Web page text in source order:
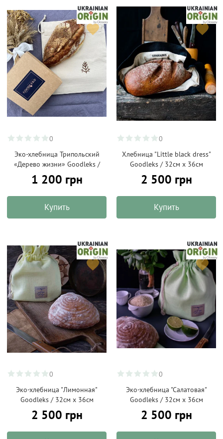
0
Эко-хлебница Трипольский
«Дерево жизни» Goodleks /
1 200 грн
Купить
0
Хлебница "Little black dress"
Goodleks / 32см х 36см
2 500 грн
Купить
0
Эко-хлебница "Лимонная"
Goodleks / 32см х 36см
2 500 грн
0
Эко-хлебница "Салатовая"
Goodleks / 32см х 36см
2 500 грн